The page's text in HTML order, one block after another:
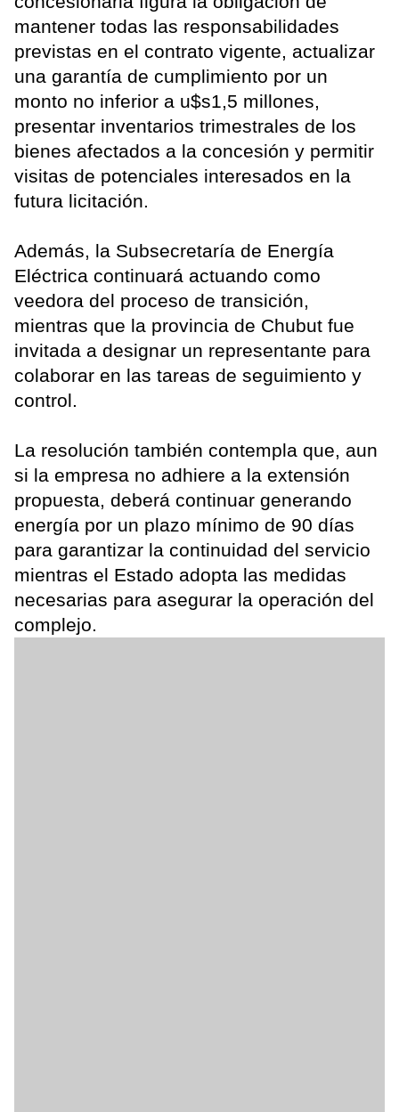
mantener todas las responsabilidades
previstas en el contrato vigente, actualizar
una garantía de cumplimiento por un
monto no inferior a u$s1,5 millones,
presentar inventarios trimestrales de los
bienes afectados a la concesión y permitir
visitas de potenciales interesados en la
futura licitación.
Además, la Subsecretaría de Energía
Eléctrica continuará actuando como
veedora del proceso de transición,
mientras que la provincia de Chubut fue
invitada a designar un representante para
colaborar en las tareas de seguimiento y
control.
La resolución también contempla que, aun
si la empresa no adhiere a la extensión
propuesta, deberá continuar generando
energía por un plazo mínimo de 90 días
para garantizar la continuidad del servicio
mientras el Estado adopta las medidas
necesarias para asegurar la operación del
complejo.